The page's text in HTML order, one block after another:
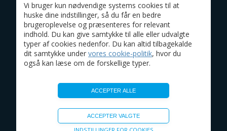
VEJLEDENDE ÅBNINGSTIDER
Mandag - fredag 9.30-18.00
Lørdag 9.30-15.00
alle udvidede åbningstider.
Enkelte butikker har særlige åbningstider.
Se under den enkelte butik
- klik på ”Butikker” øverst.
Vi bruger kun nødvendige systems cookies til at
huske dine indstillinger, så du får en bedre
brugeroplevelse og præsenteres for relevant
indhold. Du kan give samtykke til alle eller udvalgte
typer af cookies nedenfor. Du kan altid tilbagekalde
dit samtykke under vores cookie-politik, hvor du
også kan læse om de forskellige typer.